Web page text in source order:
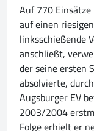
Auf 770
auf einen
linksschießende
anschließt,
der seine ersten
absolvierte,
Augsburger EV
2003/2004
Folge erhielt er